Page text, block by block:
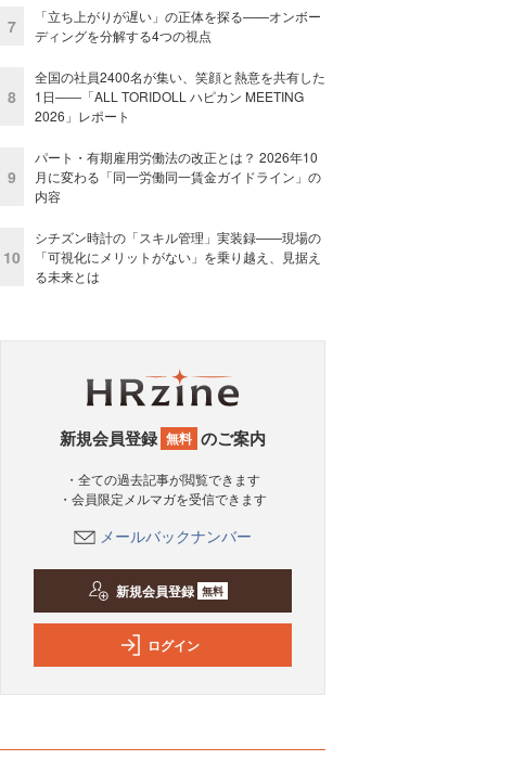
7
「立ち上がりが遅い」の正体を探る——オンボー
ディングを分解する4つの視点
8
全国の社員2400名が集い、笑顔と熱意を共有した
1日――「ALL TORIDOLL ハピカン MEETING
2026」レポート
9
パート・有期雇用労働法の改正とは？ 2026年10
月に変わる「同一労働同一賃金ガイドライン」の
内容
10
シチズン時計の「スキル管理」実装録——現場の
「可視化にメリットがない」を乗り越え、見据え
る未来とは
新規会員登録 無料 のご案内
・全ての過去記事が閲覧できます
・会員限定メルマガを受信できます
メールバックナンバー
新規会員登録 無料
ログイン